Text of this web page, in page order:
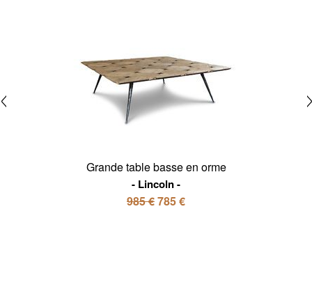
Grande table basse en orme
Lincoln
985 €785 €